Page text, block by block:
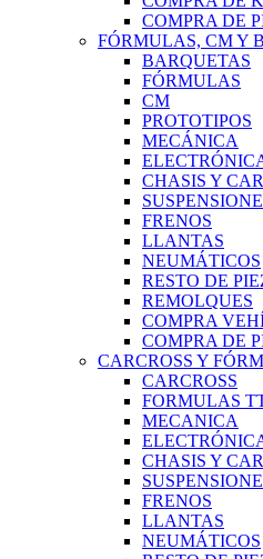
COMPRA DE
FÓRMULAS, CM Y
BARQUETAS
FÓRMULAS
CM
PROTOTIPOS
MECÁNICA
CHASIS Y
FRENOS
LLANTAS
NEUMÁTICOS
RESTO DE
REMOLQUES
COMPRA
COMPRA DE
CARCROSS Y
CARCROSS
FORMULAS
MECANICA
CHASIS Y
FRENOS
LLANTAS
NEUMÁTICOS